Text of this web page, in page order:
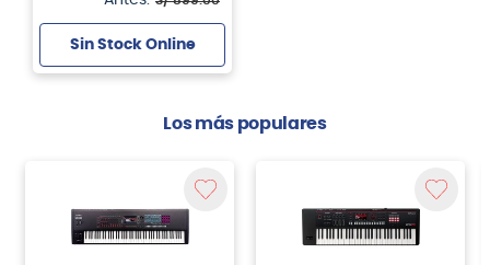
Sin Stock Online
Los más populares